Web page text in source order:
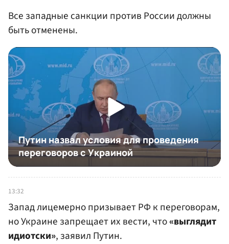
Все западные санкции против России должны
быть отменены.
13:32
Запад лицемерно призывает РФ к переговорам,
но Украине запрещает их вести, что«выглядит
идиотски», заявил Путин.